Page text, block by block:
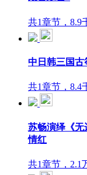
共1章节，8.9
中日韩三国古
共1章节，8.4
苏畅演绎《无
情红
共1章节，2.1